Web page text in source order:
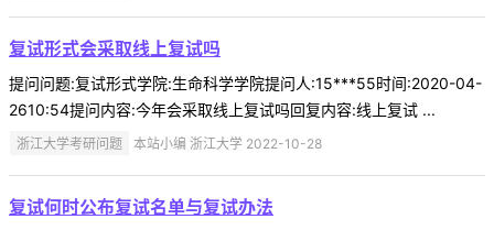
复试形式会采取线上复试吗
提问问题:复试形式学院:生命科学学院提问人:15***55时间:2020-04-
2610:54提问内容:今年会采取线上复试吗回复内容:线上复试 ...
浙江大学考研问题 本站小编 浙江大学 2022-10-28
复试何时公布复试名单与复试办法